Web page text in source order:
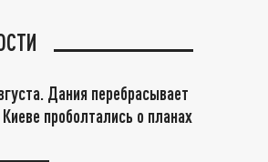
Дания перебрасывает
проболтались о планах